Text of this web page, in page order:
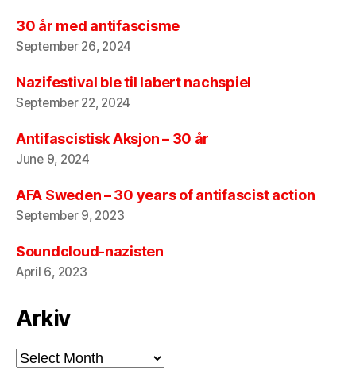
30 år med antifascisme
September 26, 2024
Nazifestival ble til labert nachspiel
September 22, 2024
Antifascistisk Aksjon – 30 år
June 9, 2024
AFA Sweden – 30 years of antifascist action
September 9, 2023
Soundcloud-nazisten
April 6, 2023
Arkiv
Arkiv